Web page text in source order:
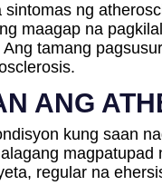
ng
maagap na
tamang
ANG
kung saan
regular na